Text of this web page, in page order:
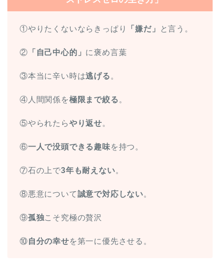
①やりたくないならきっぱり 「嫌だ」 と言う。
② 「自己中心的」 に褒め言葉
③本当に辛い時は逃げる 。
④人間関係を極限まで絞る 。
⑤やられたらやり返せ。
⑥一人で没頭できる趣味を持つ。
⑦石の上で3年も耐えない。
⑧悪意について誠意で対応しない。
⑨孤独こそ究極の贅沢
⑩自分の幸せを第一に優先させる。